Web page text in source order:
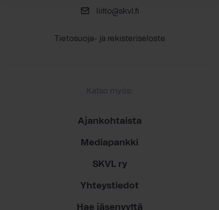
liitto@skvl.fi
Tietosuoja- ja rekisteriseloste
Katso myös:
Ajankohtaista
Mediapankki
SKVL ry
Yhteystiedot
Hae jäsenyyttä